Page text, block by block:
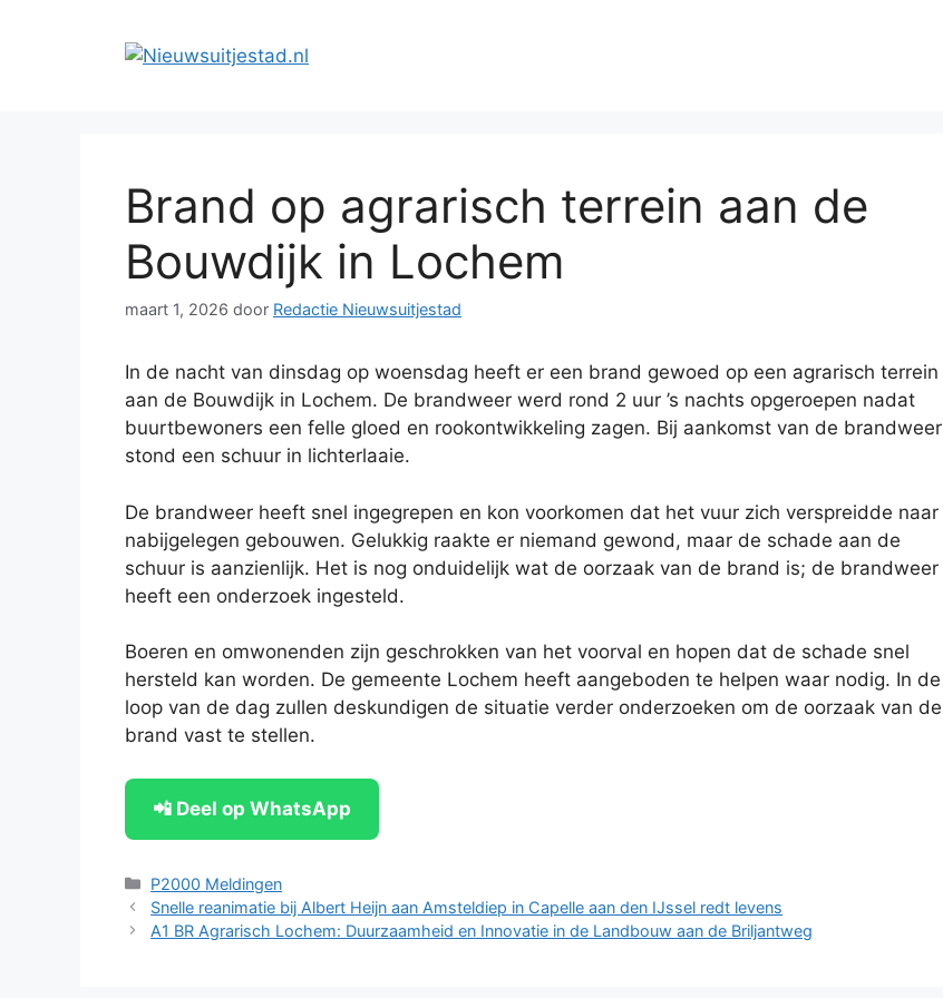
Brand op agrarisch terrein aan de
Bouwdijk in Lochem
maart 1, 2026 door Redactie Nieuwsuitjestad
In de nacht van dinsdag op woensdag heeft er een brand gewoed op een agrarisch terrein
aan de Bouwdijk in Lochem. De brandweer werd rond 2 uur ’s nachts opgeroepen nadat
buurtbewoners een felle gloed en rookontwikkeling zagen. Bij aankomst van de brandweer
stond een schuur in lichterlaaie.
De brandweer heeft snel ingegrepen en kon voorkomen dat het vuur zich verspreidde naar
nabijgelegen gebouwen. Gelukkig raakte er niemand gewond, maar de schade aan de
schuur is aanzienlijk. Het is nog onduidelijk wat de oorzaak van de brand is; de brandweer
heeft een onderzoek ingesteld.
Boeren en omwonenden zijn geschrokken van het voorval en hopen dat de schade snel
hersteld kan worden. De gemeente Lochem heeft aangeboden te helpen waar nodig. In de
loop van de dag zullen deskundigen de situatie verder onderzoeken om de oorzaak van de
brand vast te stellen.
📲 Deel op WhatsApp
Categorieën
P2000 Meldingen
Snelle reanimatie bij Albert Heijn aan Amsteldiep in Capelle aan den IJssel redt levens
A1 BR Agrarisch Lochem: Duurzaamheid en Innovatie in de Landbouw aan de Briljantweg